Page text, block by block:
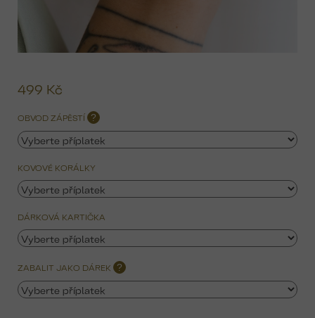
499 Kč
OBVOD ZÁPĚSTÍ ?
KOVOVÉ KORÁLKY
DÁRKOVÁ KARTIČKA
ZABALIT JAKO DÁREK ?